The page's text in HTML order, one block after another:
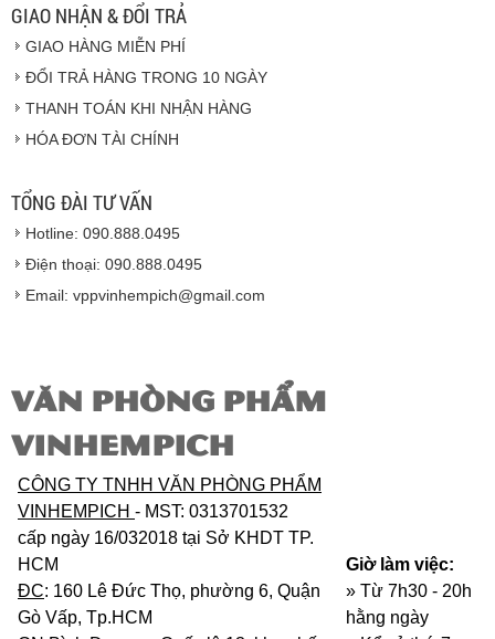
Hàng hóa được giao cho quý khách là hàng mới
100% nguyên đai nguyên kiện.
Vinhempich
độ bảo hành sản phẩm đối với nhà sản xuất hoặc
nhà nhập khẩu nếu sản phẩm bị lỗi hoặc hỏng hóc
GIAO NHẬN & ĐỔI TRẢ
GIAO HÀNG MIỄN PHÍ
ĐỔI TRẢ HÀNG TRONG 10 NGÀY
THANH TOÁN KHI NHẬN HÀNG
HÓA ĐƠN TÀI CHÍNH
TỔNG ĐÀI TƯ VẤN
Hotline: 090.888.0495
Điện thoại: 090.888.0495
Email: vppvinhempich@gmail.com
VĂN PHÒNG PHẨM
VINHEMPICH
CÔNG TY TNHH VĂN PHÒNG PHẨM
VINHEMPICH - MST: 0313701532
cấp ngày 16/032018 tại Sở KHDT TP.
HCM
ĐC: 160 Lê Đức Thọ, phường 6, Quận
Gò Vấp, Tp.HCM
Giờ làm việc:
» Từ 7h30 - 20h
hằng ngày